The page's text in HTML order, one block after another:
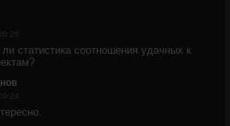
статистика соотношения удачных к